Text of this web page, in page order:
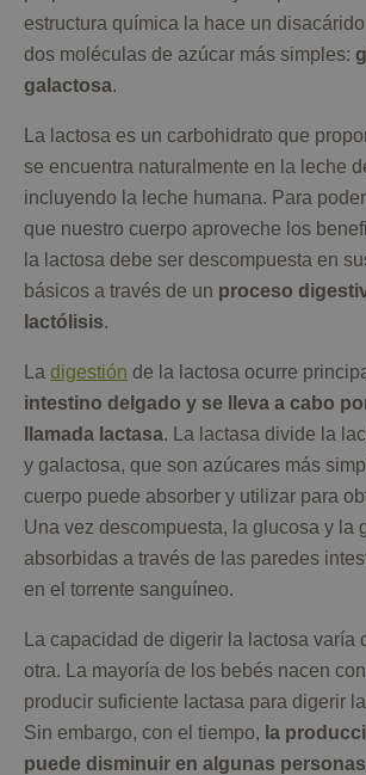
estructura química la hace un
dos moléculas de azúcar más simples:
galactosa.
La lactosa es un carbohidrato que
se encuentra naturalmente en la leche
incluyendo la leche humana. Para
que nuestro cuerpo aproveche los
la lactosa debe ser descompuesta en
básicos a través de un proceso
lactólisis.
La digestión de la lactosa ocurre
intestino delgado y se lleva a cabo
llamada lactasa. La lactasa divide la
y galactosa, que son azúcares más
cuerpo puede absorber y utilizar para
Una vez descompuesta, la glucosa y la
absorbidas a través de las paredes
en el torrente sanguíneo.
La capacidad de digerir la lactosa varía
otra. La mayoría de los bebés nacen
producir suficiente lactasa para digerir
Sin embargo, con el tiempo, la
puede disminuir en algunas personas